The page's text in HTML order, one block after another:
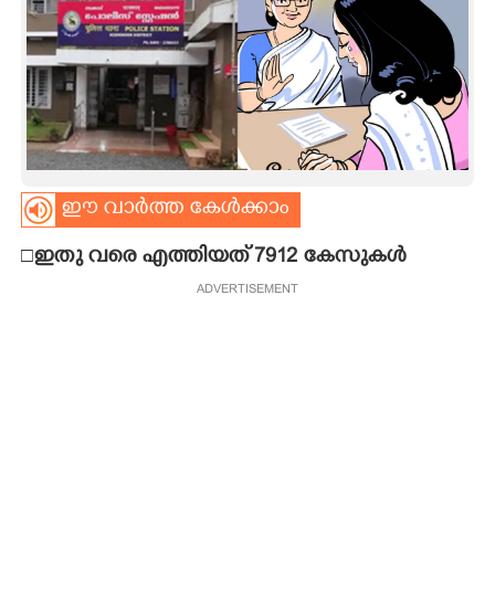
ZOOM
CONTACT US
ഈ വാർത്ത കേൾക്കാം
□ഇതു വരെ എത്തിയത് 7912 കേസുകൾ
ADVERTISEMENT